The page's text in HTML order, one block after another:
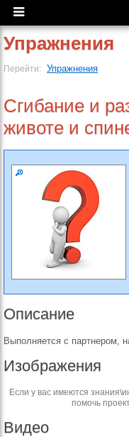
Упражнения
Перейти: Упражнения
Сгибание и
животе и
Описание
Выполняется с партнером,
Изображения
Если у вас имеются
помочь
Видео